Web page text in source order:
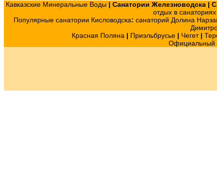
Кавказские Минеральные Воды | Санатории Железноводска |
отдых в
Популярные санатории Кисловодска: санаторий Долина
Красная Поляна | Приэльбрусье| Чегет|
Официальный